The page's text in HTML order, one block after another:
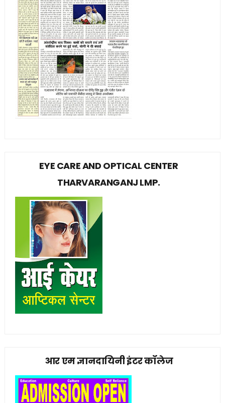
EYE CARE AND OPTICAL CENTER
THARVARANGANJ LMP.
आर एम ज्ञानदायिनी इंटर कॉलेज